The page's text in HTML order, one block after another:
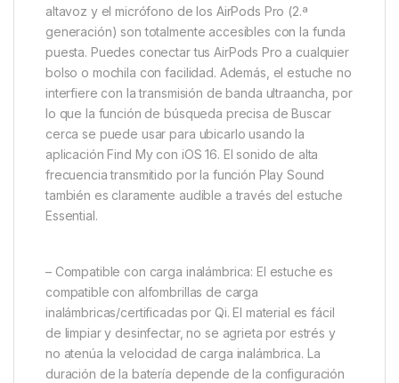
altavoz y el micrófono de los AirPods Pro (2.ª
generación) son totalmente accesibles con la funda
puesta. Puedes conectar tus AirPods Pro a cualquier
bolso o mochila con facilidad. Además, el estuche no
interfiere con la transmisión de banda ultraancha, por
lo que la función de búsqueda precisa de Buscar
cerca se puede usar para ubicarlo usando la
aplicación Find My con iOS 16. El sonido de alta
frecuencia transmitido por la función Play Sound
también es claramente audible a través del estuche
Essential.
– Compatible con carga inalámbrica: El estuche es
compatible con alfombrillas de carga
inalámbricas/certificadas por Qi. El material es fácil
de limpiar y desinfectar, no se agrieta por estrés y
no atenúa la velocidad de carga inalámbrica. La
duración de la batería depende de la configuración